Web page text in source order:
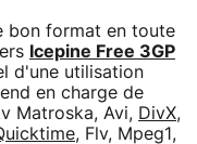
bon format en toute
Icepine Free 3GP
d'une utilisation
en charge de
Matroska, Avi, DivX,
, Flv, Mpeg1,